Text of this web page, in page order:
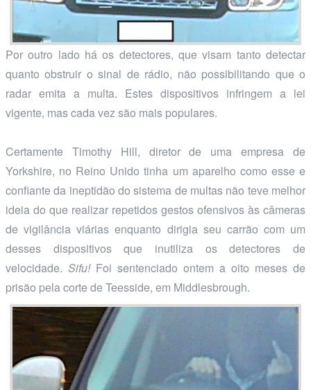
Por outro lado há os detectores, que visam tanto detectar
quanto obstruir o sinal de rádio, não possibilitando que o
radar emita a multa. Estes dispositivos infringem a lei
vigente, mas cada vez são mais populares.
Certamente Timothy Hill, diretor de uma empresa de
Yorkshire, no Reino Unido tinha um aparelho como esse e
confiante da ineptidão do sistema de multas não teve melhor
ideia do que realizar repetidos gestos ofensivos às câmeras
de vigilância viárias enquanto dirigia seu carrão com um
desses dispositivos que inutiliza os detectores de
velocidade. Sifu!Foi sentenciado ontem a oito meses de
prisão pela corte de Teesside, em Middlesbrough.